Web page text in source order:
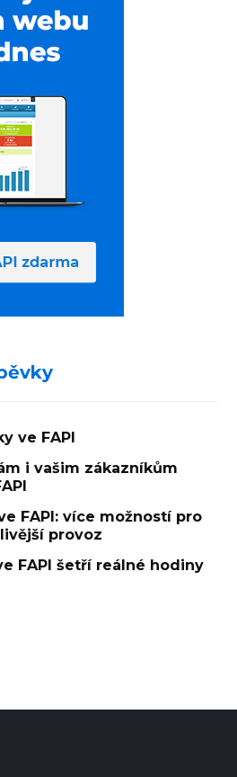
ve FAPI
i vašim zákazníkům
FAPI: více možností pro
provoz
FAPI šetří reálné hodiny